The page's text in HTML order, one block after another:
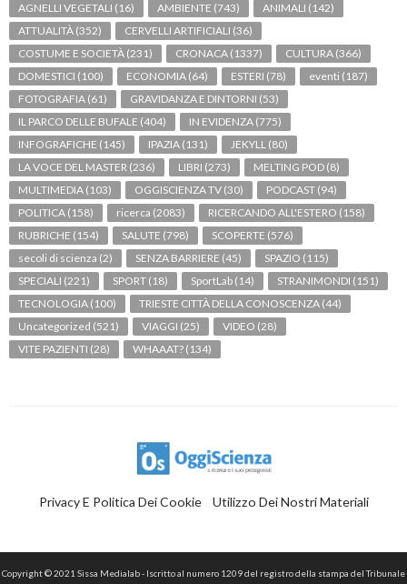
AGNELLI VEGETALI (16) AMBIENTE (743) ANIMALI (142)
ATTUALITÀ (352) CERVELLI ARTIFICIALI (36)
COSTUME E SOCIETÀ (231) CRONACA (1337) CULTURA (366)
DOMESTICI (100) ECONOMIA (64) ESTERI (78) eventi (187)
FOTOGRAFIA (61) GRAVIDANZA E DINTORNI (53)
IL PARCO DELLE BUFALE (404) IN EVIDENZA (775)
INFOGRAFICHE (145) IPAZIA (131) JEKYLL (80)
LA VOCE DEL MASTER (236) LIBRI (273) MELTING POD (8)
MULTIMEDIA (103) OGGISCIENZA TV (30) PODCAST (94)
POLITICA (158) ricerca (2083) RICERCANDO ALL'ESTERO (158)
RUBRICHE (154) SALUTE (798) SCOPERTE (576)
secoli di scienza (2) SENZA BARRIERE (45) SPAZIO (115)
SPECIALI (221) SPORT (18) SportLab (14) STRANIMONDI (151)
TECNOLOGIA (100) TRIESTE CITTÀ DELLA CONOSCENZA (44)
Uncategorized (521) VIAGGI (25) VIDEO (28)
VITE PAZIENTI (28) WHAAAT? (134)
Privacy E Politica Dei Cookie Utilizzo Dei Nostri Materiali
Copyright © 2021 Sissa Medialab - Iscritto al numero 1209 del registro della stampa del Tribunale